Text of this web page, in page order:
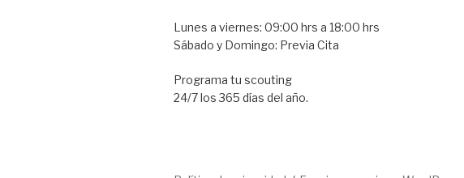
Lunes a viernes: 09:00 hrs a 18:00 hrs
Sábado y Domingo: Previa Cita
Programa tu scouting
24/7 los 365 días del año.